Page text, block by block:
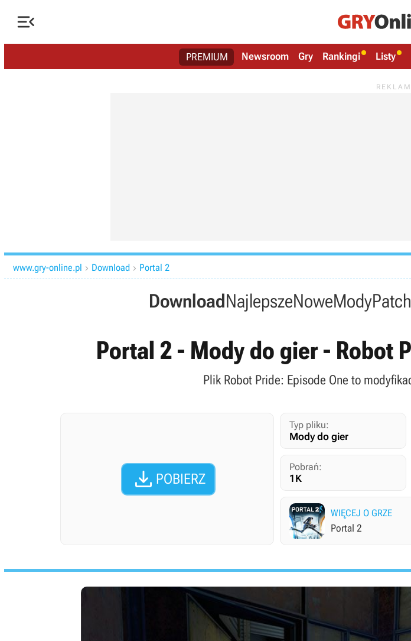

PREMIUM Newsroom Gry Rankingi Listy
www.gry-online.pl  Download  Portal 2
DownloadNajlepszeNoweMody
Portal 2 - Mody do gier - Robot
Plik Robot Pride: Episode One to
 POBIERZ
Typ pliku:
Mody do gier
Pobrań:
1K
WIĘCEJ O GRZE
Portal 2